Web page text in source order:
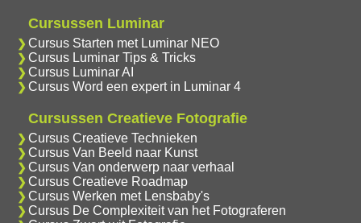
Cursussen Luminar
Cursus Starten met Luminar NEO
Cursus Luminar Tips & Tricks
Cursus Luminar AI
Cursus Word een expert in Luminar 4
Cursussen Creatieve Fotografie
Cursus Creatieve Technieken
Cursus Van Beeld naar Kunst
Cursus Van onderwerp naar verhaal
Cursus Creatieve Roadmap
Cursus Werken met Lensbaby's
Cursus De Complexiteit van het Fotograferen